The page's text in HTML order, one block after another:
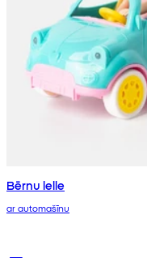
Bērnu lelle
ar automašīnu